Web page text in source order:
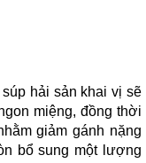
hải sản khai vị sẽ
miệng, đồng thời
giảm gánh nặng
bổ sung một lượng